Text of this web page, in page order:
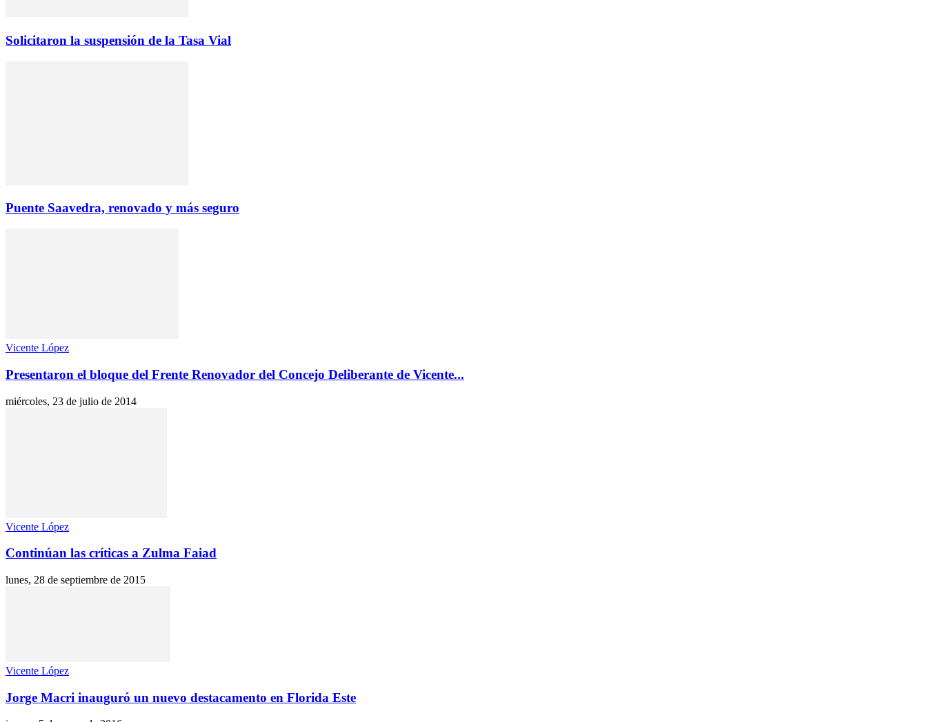
Solicitaron la suspensión de la Tasa Vial
Puente Saavedra, renovado y más seguro
Vicente López
Presentaron el bloque del Frente Renovador del Concejo Deliberante de Vicente...
miércoles, 23 de julio de 2014
Vicente López
Continúan las críticas a Zulma Faiad
lunes, 28 de septiembre de 2015
Vicente López
Jorge Macri inauguró un nuevo destacamento en Florida Este